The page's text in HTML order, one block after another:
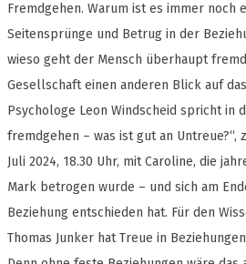
Fremdgehen. Warum ist es immer noch
Seitensprünge und Betrug in der
wieso geht der Mensch überhaupt
Gesellschaft einen anderen Blick auf
Psychologe Leon Windscheid spricht in
fremdgehen – was ist gut an Untreue?“,
Juli 2024, 18.30 Uhr, mit Caroline, die
Mark betrogen wurde – und sich am
Beziehung entschieden hat. Für den
Thomas Junker hat Treue in